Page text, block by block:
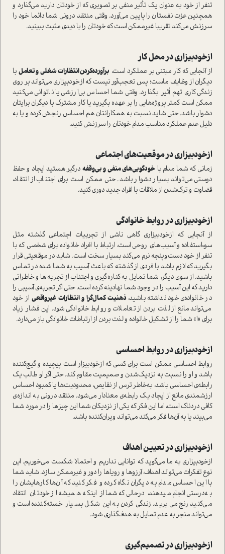
تنفر از خود به عنوان یک تأثیر منفی بر تصویری که از خودتان دارید می‌گذارد و
همچنین عزت نفستان را پایین می‌آورد. وقتی منتقد درونی شما دائما خود را
سرزنش می‌کند تقریبا غیرممکن است که خودتان را با دیدی مثبت ببینید.
از‌خودبیزاری در محل کار
از آنجایی که کار مبتنی بر عملکرد است، برآورده‌کردن انتظارات شغلی و تعامل با
دیگران از وظایف ماست؛ پس تعجب‌آور نیست که از‌خود‌بیزاری می‌تواند بر روی
زندگی کاری تهم أثیر بگذارد. وقتی شما احساس بی‌ارزشی یا ناتوانی می‌کنید
ممکن است کمتر پروژه‌هایی را بر عهده بگیرید یا کار مشترک با دیگران برایتان
دشوار باشد. حتی شاید نسبت به همکارانتان هم احساس رنجش کرده و یا به
دلیل عدم عملکرد مناسب مدام خودتان را سرزنش کنید.
از‌خودبیزاری در موقعیت‌های اجتماعی
زمانی که شما مدام باخودگویی‌های منفی و بی‌وقفهدرگیر هستید ایجاد و حفظ
دوستی می‌تواند بسیار دشوار باشد. حتی ممکن است برای اجتناب از انتقاد،
قضاوت و ترک‌شدن از ملاقات با افراد جدید دوری کنید.
از‌خودبیزاری در روابط خانوادگی
از آنجایی که از‌خودبیزاری گاهی ناشی از تجربیات اجتماعی گذشته مثل
سوءاستفاده و آسیب‌های روحی است، ارتباط با افراد خانواده برای شخصی که با
تنفر از خود دست‌و‌پنجه نرم می‌کند بسیار سخت است. شاید در موقعیتی قرار
بگیرید که لازم باشد با فردی از گذشته که باعث آسیب به شما شده در تماس
باشید. از سوی دیگر، شما تمایل به کناره‌گیری و اجتناب از تجربه‌ها و خاطراتی
دارید که این آسیب را در وجود شما نهادینه کرده است. حتی اگر تجربه‌ی آسیبی را
در خانواده‌ی خود نداشته باشید، ذهنیت کمال‌گرا و انتظارات غیرواقعی از خود
می‌تواند مانع از لذت بردن از تعاملات و روابط خانوادگی شود. این فشار زیاد
برای «ا» شما را از تشکیل خانواده و لذت بردن از ارتباطات خانوادگی باز می‌دارد.
از‌خودبیزاری در روابط احساسی
روابط احساسی ممکن است برای کسی که از‌خود‌بیزار است پیچیده و گیج‌کننده
باشد و او را نسبت به نزدیک‌شدن و صمیمیت مقاوم کند. حتی اگر او طالب یک
رابطه‌ی احساسی باشد، به‌خاطر ترس از نقایص، محدودیت‌ها یا کمبود احساس
ارزشمندی مانع از ایجاد یک رابطه‌ی معنادار می‌شود. منتقد درونی به اندازه‌ی
کافی دردناک است، اما این فکر که یکی از نزدیکان شما این چیزها را در مورد شما
می‌بیند یا به آن‌ها فکر می‌کند می‌تواند ویران‌کننده باشد.
از‌خودبیزاری در تعیین اهداف
از‌خود‌بیزاری به ما می‌گوید که توانایی نداریم و احتمالا شکست می‌خوریم. این
نوع تفکرات می‌تواند اهداف، آرزوها و رویاها را دور و غیرممکن سازد. شاید شما
با این احساس مدام به دیگران نگاه کرده و فکر کنید که آن‌ها کارهایشان را
به‌درستی انجام میدهند، در‌حالی‌که شما از اینکه همیشه از خودتان انتقاد
می‌کنید رنج می‌برید. زندگی کردن به این شکل بسیار خسته‌کننده است و
می‌تواند منجر به عدم تمایل به هدف‌گذاری شود.
از‌خودبیزاری در تصمیم‌گیری